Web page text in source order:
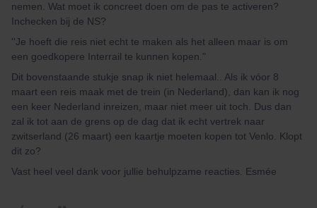
nemen. Wat moet ik concreet doen om de pas te activeren?
Inchecken bij de NS?
''Je hoeft die reis niet echt te maken als het alleen maar is om
een goedkopere Interrail te kunnen kopen."
Dit bovenstaande stukje snap ik niet helemaal.. Als ik vóor 8
maart een reis maak met de trein (in Nederland), dan kan ik nog
een keer Nederland inreizen, maar niet meer uit toch. Dus dan
zal ik tot aan de grens op de dag dat ik echt vertrek naar
zwitserland (26 maart) een kaartje moeten kopen tot Venlo. Klopt
dit zo?
Vast heel veel dank voor jullie behulpzame reacties. Esmée